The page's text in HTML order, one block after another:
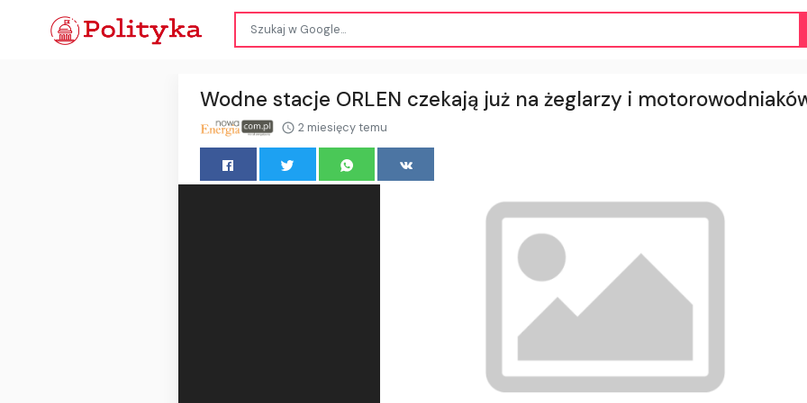
Wodne stacje ORLEN czekają już na żeglarzy i
2 miesięcy temu